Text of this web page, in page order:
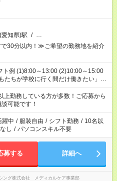
愛知県)駅 / …
30分以内！≫ご希望の勤務地を紹介
がしたい」 「午前中は働いて、午後
したい」 など、ご希望を教えてくださ
勤務時間。 合計で週40時間を超える
上勤務している方が多数！ご応募から
可能です！
躍中 / 服装自由 / シフト勤務 / 10名以
し / パソコンスキル不要
募する 詳細へ
ング株式会社 メディカルケア事業部